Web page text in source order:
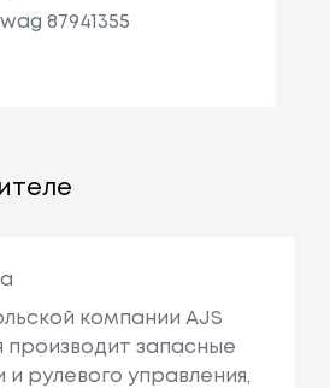
87941355
компании AJS
производит запасные
и рулевого управления,